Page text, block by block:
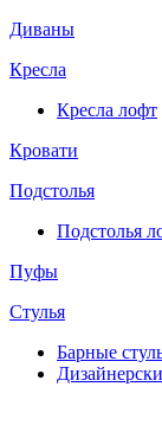
Диваны
Кресла
Кресла лофт
Кровати
Подстолья
Подстолья
Пуфы
Стулья
Барные